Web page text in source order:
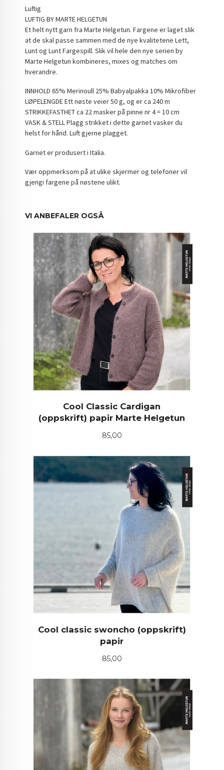
Luftig
LUFTIG BY MARTE HELGETUN
Et helt nytt garn fra Marte Helgetun. Fargene er laget slik
at de skal passe sammen med de nye kvalitetene Lett,
Lunt og Lunt Fargespill. Slik vil hele den nye serien by
Marte Helgetun kombineres, mixes og matches om
hverandre.
INNHOLD 65% Merinoull 25% Babyalpakka 10% Mikrofiber
LØPELENGDE Ett nøste veier 50 g, og er ca 240 m
STRIKKEFASTHET ca 22 masker på pinne nr 4 = 10 cm
VASK & STELL Plagg strikket i dette garnet vasker du
helst for hånd. Luft gjerne plagget.
Garnet er produsert i Italia.
Vær oppmerksom på at ulike skjermer og telefoner vil
gjengi fargene på nøstene ulikt.
VI ANBEFALER OGSÅ
Cool Classic Cardigan
(oppskrift) papir Marte Helgetun
Pris
85,00
Cool classic swoncho (oppskrift)
papir
Pris
85,00